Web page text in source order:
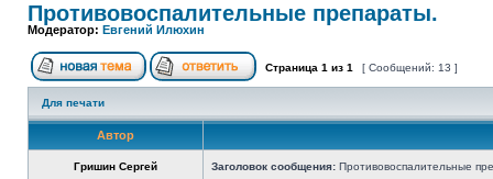
Противовоспалительные препараты.
Модератор: Евгений Илюхин
Страница 1 из 1 [ Сообщений: 13 ]
Для печати
Автор
Гришин Сергей Заголовок сообщения: Противовоспалительные